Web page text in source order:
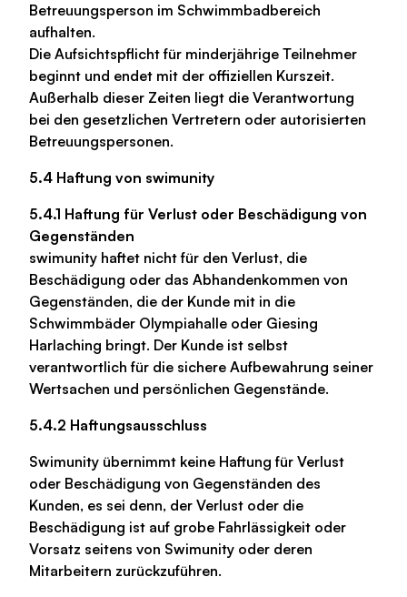
Betreuungsperson im Schwimmbadbereich
aufhalten.
Die Aufsichtspflicht für minderjährige Teilnehmer
beginnt und endet mit der offiziellen Kurszeit.
Außerhalb dieser Zeiten liegt die Verantwortung
bei den gesetzlichen Vertretern oder autorisierten
Betreuungspersonen.
5.4 Haftung von swimunity
5.4.1 Haftung für Verlust oder Beschädigung von
Gegenständen
swimunity haftet nicht für den Verlust, die
Beschädigung oder das Abhandenkommen von
Gegenständen, die der Kunde mit in die
Schwimmbäder Olympiahalle oder Giesing
Harlaching bringt. Der Kunde ist selbst
verantwortlich für die sichere Aufbewahrung seiner
Wertsachen und persönlichen Gegenstände.
5.4.2 Haftungsausschluss
Swimunity übernimmt keine Haftung für Verlust
oder Beschädigung von Gegenständen des
Kunden, es sei denn, der Verlust oder die
Beschädigung ist auf grobe Fahrlässigkeit oder
Vorsatz seitens von Swimunity oder deren
Mitarbeitern zurückzuführen.